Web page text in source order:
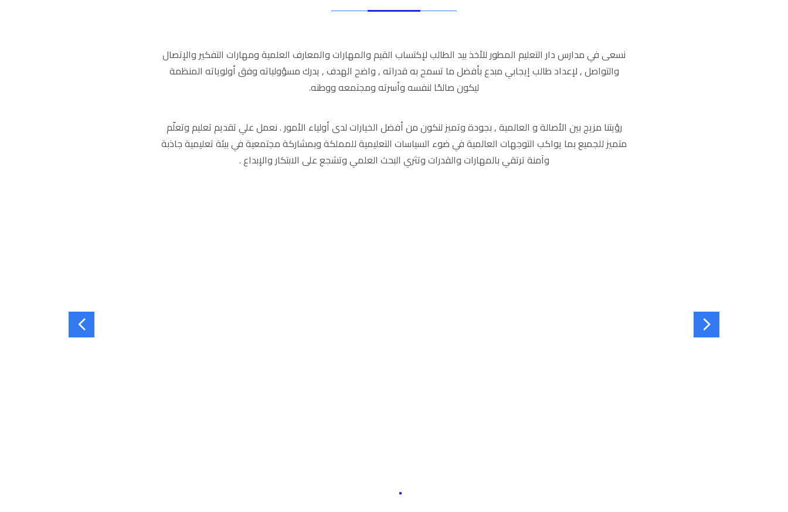
نسعى في مدارس دار التعليم المطور للأخذ بيد الطالب لإكتساب القيم والمهارات والمعارف العلمية ومهارات التفكير والإتصال
والتواصل , لإعداد طالب إيجابي مبدع بأفضل ما تسمح به قدراته , واضح الهدف , يدرك مسؤولياته وفق أولوياته المنظمة
ليكون صالحًا لنفسه وأسرته ومجتمعه ووطنه.
رؤيتنا مزيج بين الأصالة و العالمية , بجودة وتميز لنكون من أفضل الخيارات لدى أولياء الأمور . نعمل علي تقديم تعليم وتعلّم
متميز للجميع بما يواكب التوجهات العالمية في ضوء السياسات التعليمية للمملكة وبمشاركة مجتمعية في بيئة تعليمية جاذبة
وآمنة ترتقي بالمهارات والقدرات وتثري البحث العلمي وتشجع على الابتكار والإبداع .